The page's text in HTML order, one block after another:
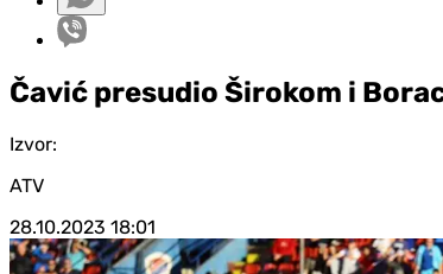
Čavić presudio Širokom i
Izvor:
ATV
28.10.2023 18:01